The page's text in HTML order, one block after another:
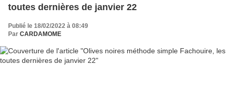
toutes dernières de janvier 22
Publié le 18/02/2022 à 08:49
Par CARDAMOME